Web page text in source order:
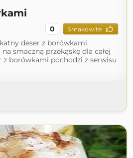
0 Smakowite
deser z borówkami.
smaczną przekąskę dla całej
z borówkami pochodzi z serwisu